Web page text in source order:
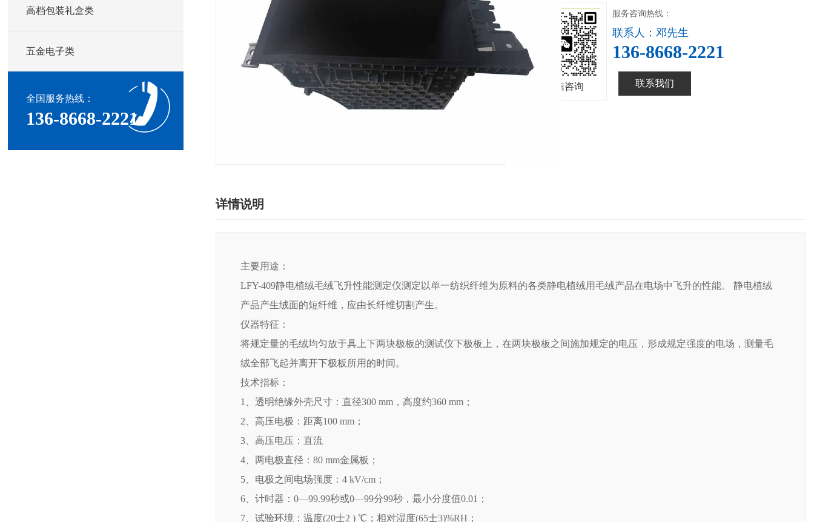
高档包装礼盒类
五金电子类
全国服务热线：
136-8668-2221
微信咨询
服务咨询热线：
联系人：邓先生
136-8668-2221
联系我们
详情说明
主要用途：
LFY-409静电植绒毛绒飞升性能测定仪测定以单一纺织纤维为原料的各类静电植绒用毛绒产品在电场中飞升的性能。 静电植绒
产品产生绒面的短纤维，应由长纤维切割产生。
仪器特征：
将规定量的毛绒均匀放于具上下两块极板的测试仪下极板上，在两块极板之间施加规定的电压，形成规定强度的电场，测量毛
绒全部飞起并离开下极板所用的时间。
技术指标：
1、透明绝缘外壳尺寸：直径300 mm，高度约360 mm；
2、高压电极：距离100 mm；
3、高压电压：直流
4、两电极直径：80 mm金属板；
5、电极之间电场强度：4 kV/cm；
6、计时器：0—99.99秒或0—99分99秒，最小分度值0.01；
7、试验环境：温度(20士2 ) ℃；相对湿度(65士3)%RH；